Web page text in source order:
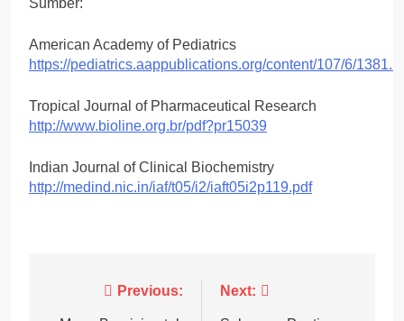
Sumber:
American Academy of Pediatrics
https://pediatrics.aappublications.org/content/107/6/
Tropical Journal of Pharmaceutical Research
http://www.bioline.org.br/pdf?pr15039
Indian Journal of Clinical Biochemistry
http://medind.nic.in/iaf/t05/i2/iaft05i2p119.pdf
Previous: Next: